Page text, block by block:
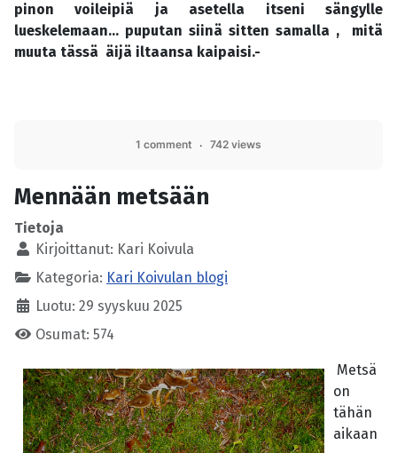
pinon voileipiä ja asetella itseni sängylle
lueskelemaan... puputan siinä sitten samalla , mitä
muuta tässä äijä iltaansa kaipaisi.-
1 comment 742 views
Mennään metsään
Tietoja
Kirjoittanut: Kari Koivula
Kategoria: Kari Koivulan blogi
Luotu: 29 syyskuu 2025
Osumat: 574
Metsä
on
tähän
aikaan